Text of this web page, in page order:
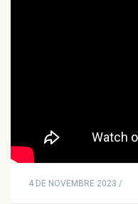
4 DE NOVEMBRE 2023 /